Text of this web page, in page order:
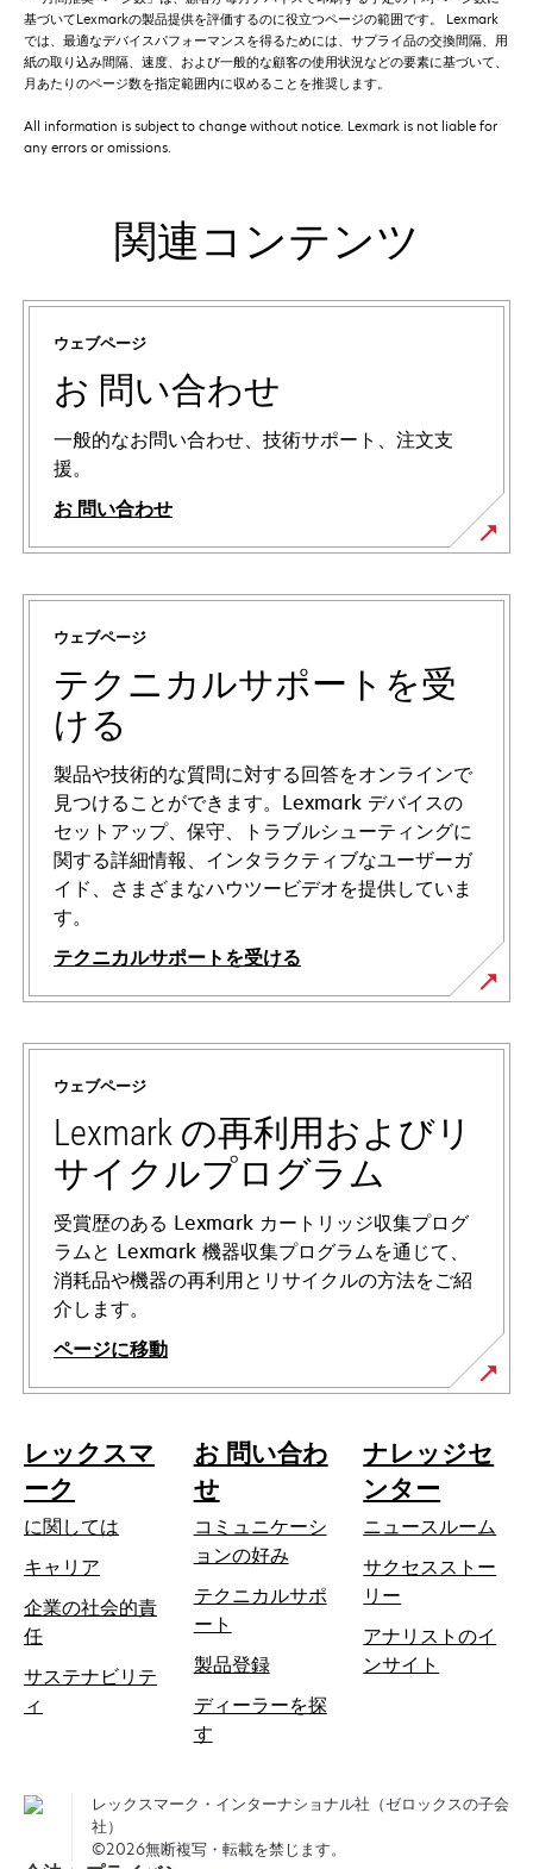
基づいてLexmarkの製品提供を評価するのに役立つページの範囲です。 Lexmark
では、最適なデバイスパフォーマンスを得るためには、サプライ品の交換間隔、用
紙の取り込み間隔、速度、および一般的な顧客の使用状況などの要素に基づいて、
月あたりのページ数を指定範囲内に収めることを推奨します。
All information is subject to change without notice. Lexmark is not liable for
any errors or omissions.
関連コンテンツ
ウェブページ
お 問い合わせ
一般的なお問い合わせ、技術サポート、注文支
援。
お 問い合わせ
ウェブページ
テクニカルサポートを受
ける
製品や技術的な質問に対する回答をオンラインで
見つけることができます。Lexmark デバイスの
セットアップ、保守、トラブルシューティングに
関する詳細情報、インタラクティブなユーザーガ
イド、さまざまなハウツービデオを提供していま
す。
テクニカルサポートを受ける
新
し
ウェブページ
Lexmark の再利用およびリ
サイクルプログラム
受賞歴のある Lexmark カートリッジ収集プログ
ラムと Lexmark 機器収集プログラムを通じて、
消耗品や機器の再利用とリサイクルの方法をご紹
介します。
ページに移動
レックスマ
ーク
に関しては
キャリア
企業の社会的責
任新
い
タ
開
サステナビリテ
ィ
お 問い合わ
せ
コミュニケーシ
ョンの好み
テクニカルサポ
ート
し
い
タ
開
製品登録
ディーラーを探
す
ナレッジセ
ンター
ニュースルーム
サクセスストー
リー
アナリストのイ
ンサイト
レックスマーク・インターナショナル社（ゼロックスの子会
社）
©2026無断複写・転載を禁じます。